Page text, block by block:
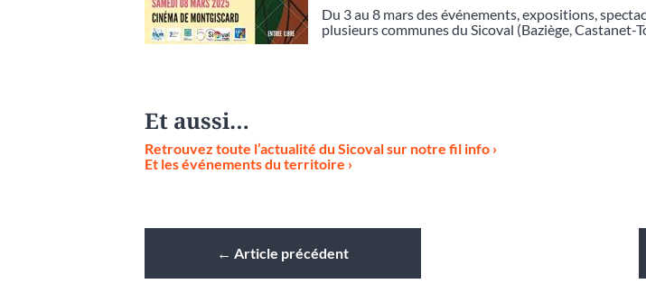
Du 3 au 8 mars des événements, expositions,
plusieurs communes du Sicoval (Baziège, Castanet-
Et aussi…
Retrouvez toute l’actualité du Sicoval sur notre fil info ›
Et les événements du territoire ›
← Article précédent